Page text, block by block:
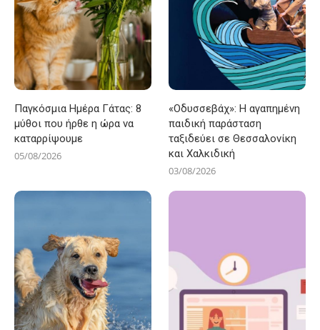
Παγκόσμια Ημέρα Γάτας: 8
μύθοι που ήρθε η ώρα να
καταρρίψουμε
05/08/2026
«Οδυσσεβάχ»: Η αγαπημένη
παιδική παράσταση
ταξιδεύει σε Θεσσαλονίκη
και Χαλκιδική
03/08/2026